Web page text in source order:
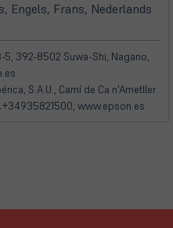
Engels, Frans, Nederlands
5, 392-8502 Suwa-Shi, Nagano,
S.A.U., Camí de Ca n'Ametller
+34935821500, www.epson.es